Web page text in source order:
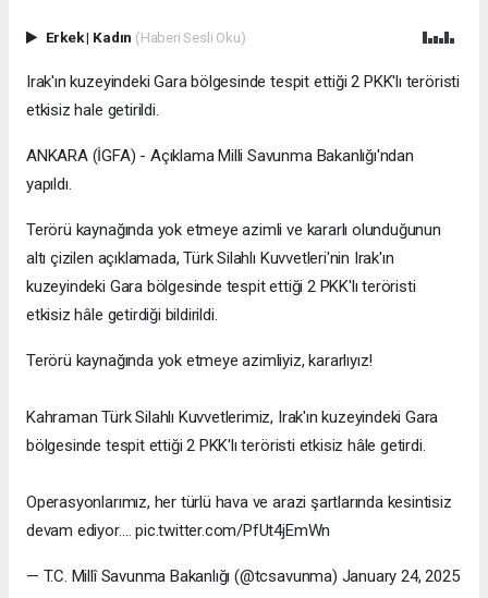
Erkek| Kadın (Haberi Sesli Oku)
Irak'ın kuzeyindeki Gara bölgesinde tespit ettiği 2 PKK'lı teröristi
etkisiz hale getirildi.
ANKARA (İGFA) - Açıklama Milli Savunma Bakanlığı'ndan
yapıldı.
Terörü kaynağında yok etmeye azimli ve kararlı olunduğunun
altı çizilen açıklamada, Türk Silahlı Kuvvetleri'nin Irak'ın
kuzeyindeki Gara bölgesinde tespit ettiği 2 PKK'lı teröristi
etkisiz hâle getirdiği bildirildi.
Terörü kaynağında yok etmeye azimliyiz, kararlıyız!
Kahraman Türk Silahlı Kuvvetlerimiz, Irak'ın kuzeyindeki Gara
bölgesinde tespit ettiği 2 PKK'lı teröristi etkisiz hâle getirdi.
Operasyonlarımız, her türlü hava ve arazi şartlarında kesintisiz
devam ediyor.… pic.twitter.com/PfUt4jEmWn
— T.C. Millî Savunma Bakanlığı (@tcsavunma) January 24, 2025